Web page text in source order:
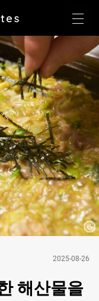
2025-08-26
해산물을